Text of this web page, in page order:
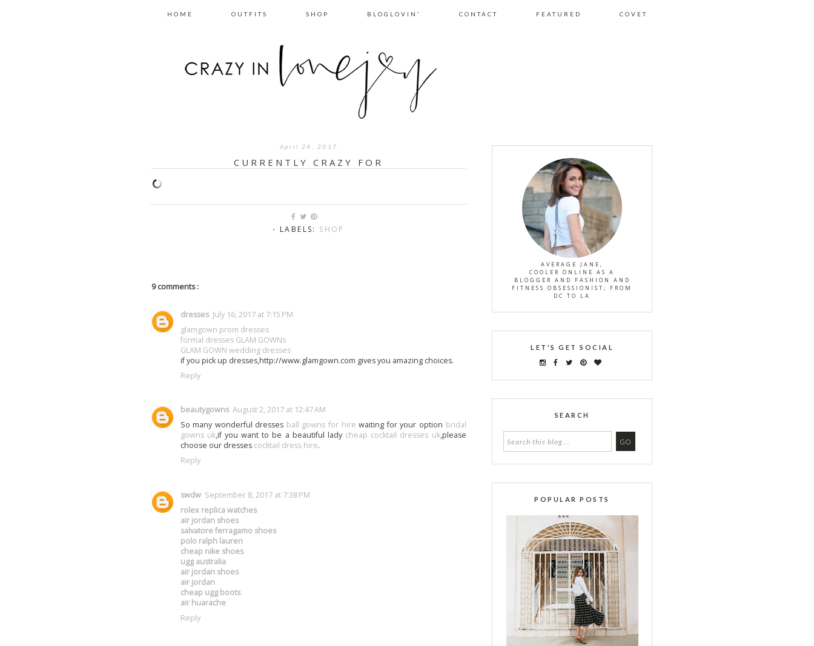
HOME OUTFITS SHOP BLOGLOVIN' CONTACT FEATURED COVET
April 24, 2017
CURRENTLY CRAZY FOR
⋅ LABELS: SHOP
9 comments :
dresses July 16, 2017 at 7:15 PM
glamgown prom dresses
formal dresses GLAM GOWNs
GLAM GOWN wedding dresses
if you pick up dresses,http://www.glamgown.com gives you amazing choices.
Reply
beautygowns August 2, 2017 at 12:47 AM
So many wonderful dresses ball gowns for hire waiting for your option bridal
gowns uk,if you want to be a beautiful lady cheap cocktail dresses uk,please
choose our dresses cocktail dress hire.
Reply
swdw September 8, 2017 at 7:38 PM
rolex replica watches
air jordan shoes
salvatore ferragamo shoes
polo ralph lauren
cheap nike shoes
ugg australia
air jordan shoes
air jordan
cheap ugg boots
air huarache
Reply
AVERAGE JANE,
COOLER ONLINE AS A
BLOGGER AND FASHION AND
FITNESS OBSESSIONIST; FROM
DC TO LA
LET'S GET SOCIAL
SEARCH
POPULAR POSTS